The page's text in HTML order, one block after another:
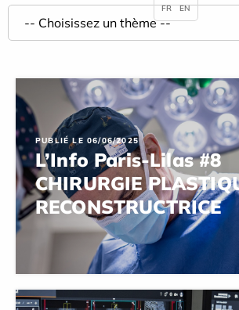
PUBLIÉ LE 06/06/2025
L’Info Paris-Lilas #8
CHIRURGIE
RECONSTRUCTRICE
FR EN